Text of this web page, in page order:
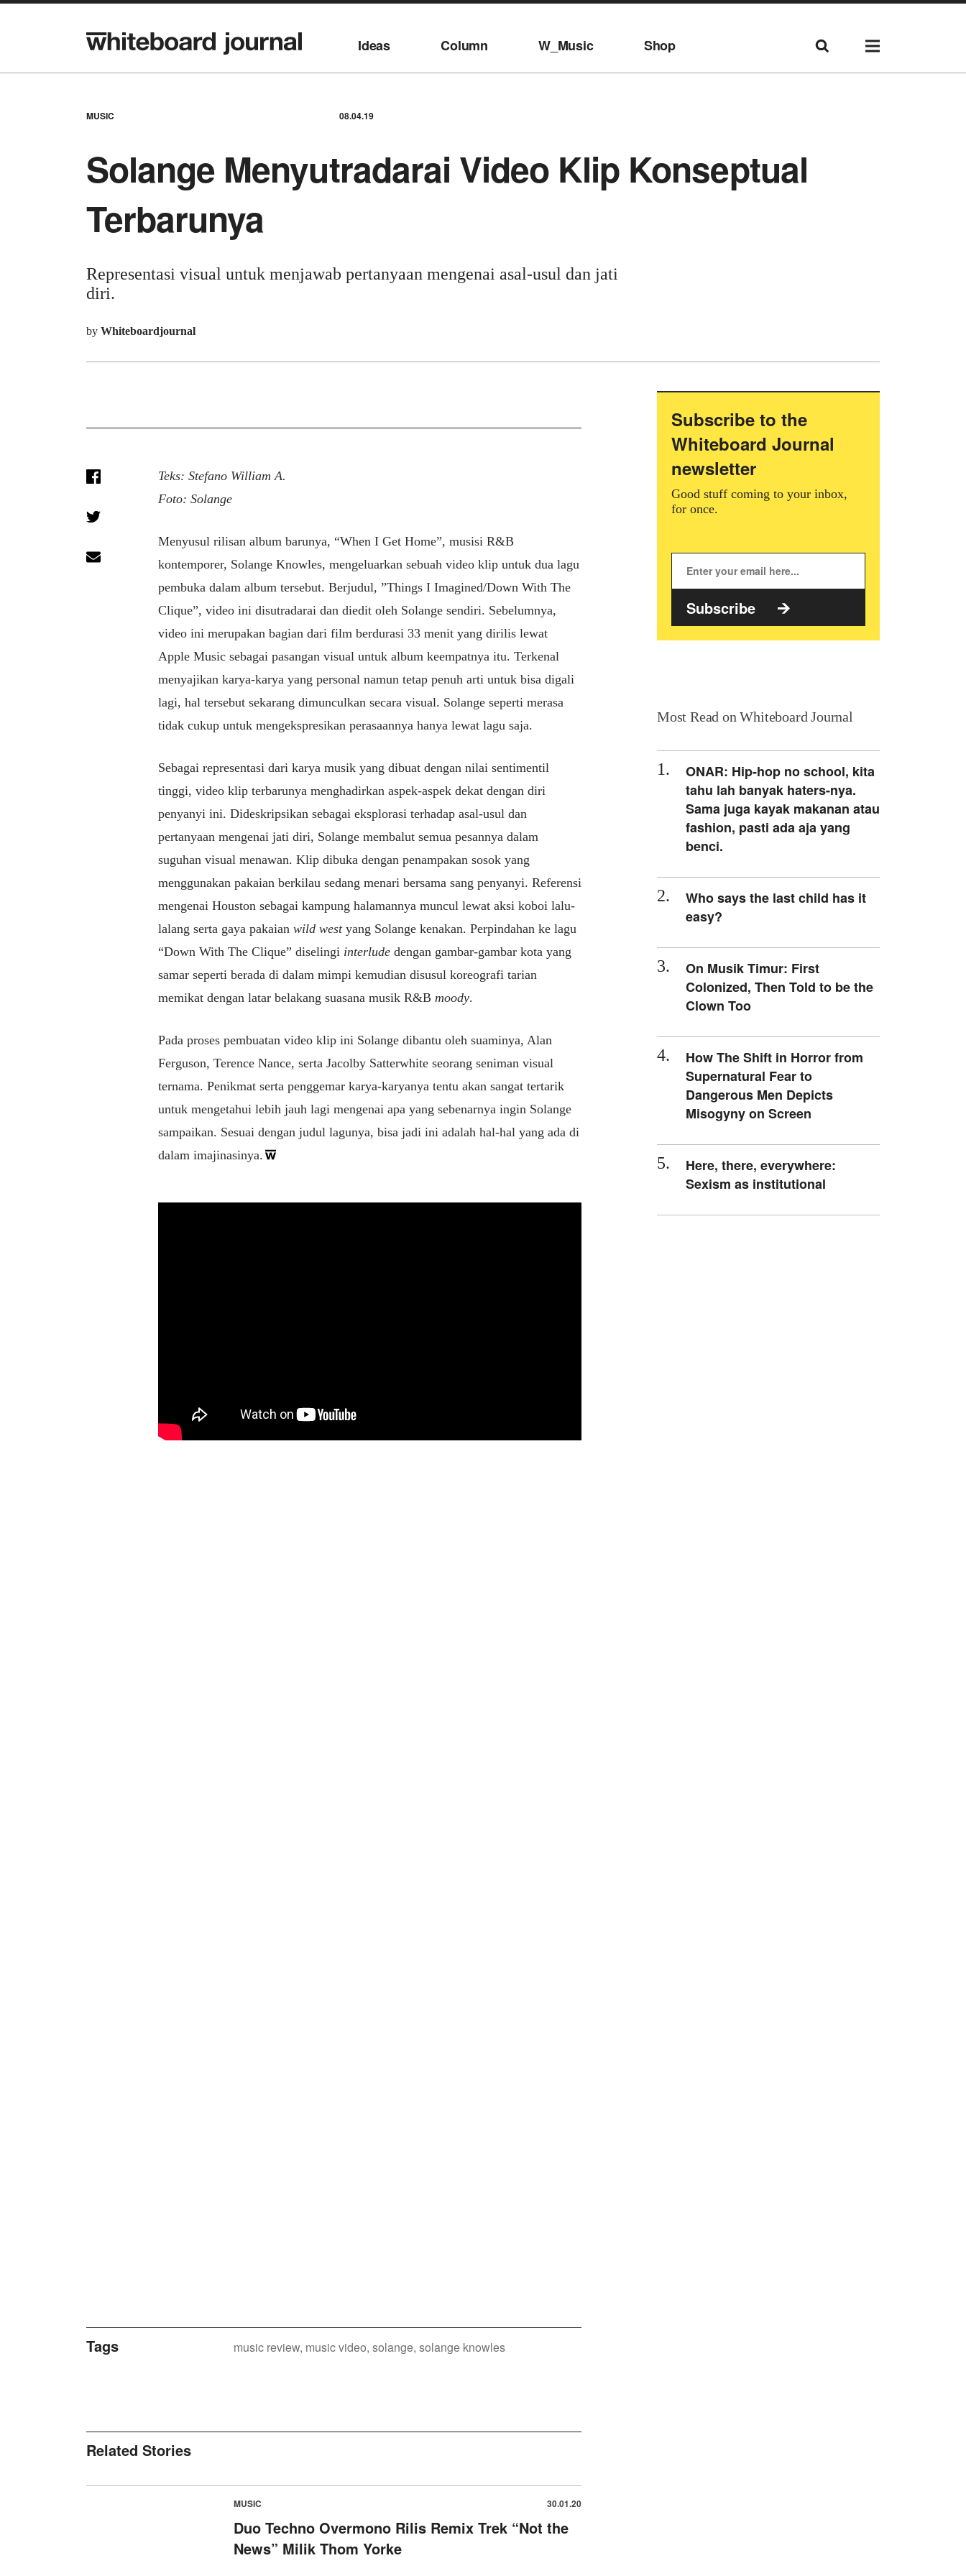
Ideas Column W_Music Shop
MUSIC 08.04.19
Solange Menyutradarai Video Klip Konseptual
Terbarunya
Representasi visual untuk menjawab pertanyaan mengenai asal-usul dan jati
diri.
by Whiteboardjournal
Teks: Stefano William A.
Foto: Solange
Menyusul rilisan album barunya, “When I Get Home”, musisi R&B
kontemporer, Solange Knowles, mengeluarkan sebuah video klip untuk dua lagu
pembuka dalam album tersebut. Berjudul, ”Things I Imagined/Down With The
Clique”, video ini disutradarai dan diedit oleh Solange sendiri. Sebelumnya,
video ini merupakan bagian dari film berdurasi 33 menit yang dirilis lewat
Apple Music sebagai pasangan visual untuk album keempatnya itu. Terkenal
menyajikan karya-karya yang personal namun tetap penuh arti untuk bisa digali
lagi, hal tersebut sekarang dimunculkan secara visual. Solange seperti merasa
tidak cukup untuk mengekspresikan perasaannya hanya lewat lagu saja.
Sebagai representasi dari karya musik yang dibuat dengan nilai sentimentil
tinggi, video klip terbarunya menghadirkan aspek-aspek dekat dengan diri
penyanyi ini. Dideskripsikan sebagai eksplorasi terhadap asal-usul dan
pertanyaan mengenai jati diri, Solange membalut semua pesannya dalam
suguhan visual menawan. Klip dibuka dengan penampakan sosok yang
menggunakan pakaian berkilau sedang menari bersama sang penyanyi. Referensi
mengenai Houston sebagai kampung halamannya muncul lewat aksi koboi lalu-
lalang serta gaya pakaian wild westyang Solange kenakan. Perpindahan ke lagu
“Down With The Clique” diselingi interlude dengan gambar-gambar kota yang
samar seperti berada di dalam mimpi kemudian disusul koreografi tarian
memikat dengan latar belakang suasana musik R&B moody.
Pada proses pembuatan video klip ini Solange dibantu oleh suaminya, Alan
Ferguson, Terence Nance, serta Jacolby Satterwhite seorang seniman visual
ternama. Penikmat serta penggemar karya-karyanya tentu akan sangat tertarik
untuk mengetahui lebih jauh lagi mengenai apa yang sebenarnya ingin Solange
sampaikan. Sesuai dengan judul lagunya, bisa jadi ini adalah hal-hal yang ada di
dalam imajinasinya.
Tags music review music video solange solange knowles
Related Stories
MUSIC 30.01.20
Duo Techno Overmono Rilis Remix Trek “Not the
News” Milik Thom Yorke
Subscribe to the
Whiteboard Journal
newsletter
Good stuff coming to your inbox,
for once.
Subscribe
Most Read on Whiteboard Journal
ONAR: Hip-hop no school, kita
tahu lah banyak haters-nya.
Sama juga kayak makanan atau
fashion, pasti ada aja yang
benci.
Who says the last child has it
easy?
On Musik Timur: First
Colonized, Then Told to be the
Clown Too
How The Shift in Horror from
Supernatural Fear to
Dangerous Men Depicts
Misogyny on Screen
Here, there, everywhere:
Sexism as institutional